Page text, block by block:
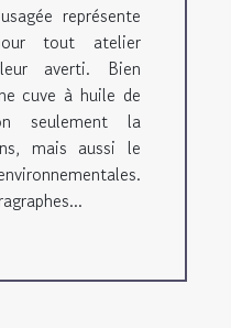
représente
tout atelier
averti. Bien
cuve à huile de
seulement la
mais aussi le